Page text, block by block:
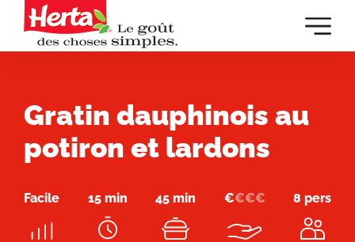
Gratin dauphinois au
potiron et lardons
Facile 15 min 45 min €€€€ 8 pers